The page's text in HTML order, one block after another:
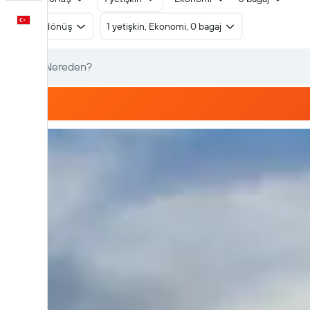
Türkçe
Gidiş dönüş 1 yetişkin, Ekonomi, 0 bagaj